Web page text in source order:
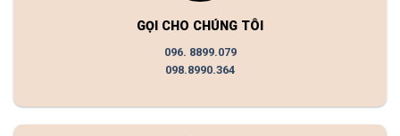
GỌI CHO CHÚNG TÔI
096. 8899.079
098.8990.364